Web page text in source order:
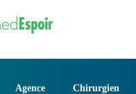
Agence Chirurgien